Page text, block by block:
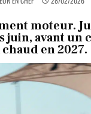
moteur.
juin, avant
chaud en 2027.